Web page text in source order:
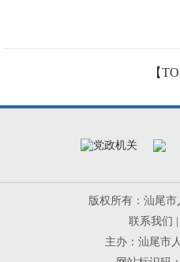
【
版权所有：汕尾
联系我们
主办：汕尾市